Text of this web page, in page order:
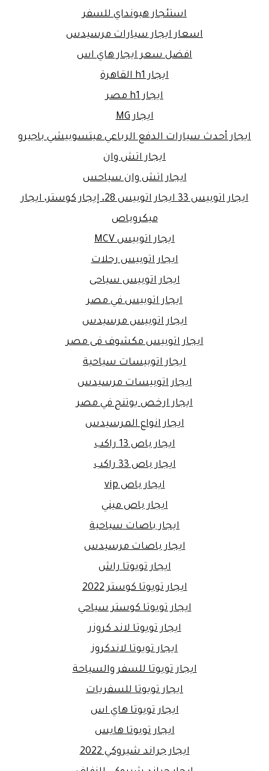
استئجار هيونداي للسفر
اسعار ايجار سيارات مرسيدس
افضل سعر ايجار هاي اس
ايجار h1 القاهرة
ايجار h1 مصر
ايجار MG
ايجار أحدث سيارات الدفع الرباعي ميتسوبيشي باجيرو
ايجار اتش وان
ايجار اتش وان سياحس
ايجار اتوبيس 33 ايجار اتوبيس 28، إيجار كوستر، ايجار
ميكروباص
ايجار اتوبيس MCV
ايجار اتوبيس رحلات
ايجار اتوبيس سياحى
ايجار اتوبيس في مصر
ايجار اتوبيس مرسيدس
ايجار اتوبيس مكشوف فى مصر
ايجار اتوبيسات سياحية
ايجار اتوبيسات مرسيدس
ايجار ارخص يوتنج في مصر
ايجار انواع المرسيدس
ايجار باص 13 راكب
ايجار باص 33 راكب
ايجار باص vip
ايجار باص ميني
ايجار باصات سياحية
ايجار باصات مرسيدس
ايجار تويوتا راش
ايجار تويوتا كوستر 2022
ايجار تويوتا كوستر سياحي
ايجار تويوتا لاند كروزر
ايجار تويوتا لاندكروز
ايجار تويوتا للسفر والسياحة
ايجار تويوتا للسفريات
ايجار تويوتا هاي اس
ايجار تويوتا هايس
ايجار جراند شيروكي 2022